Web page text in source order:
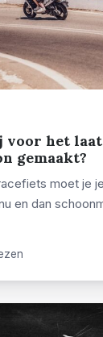
voor het
gemaakt?
moet je
en dan